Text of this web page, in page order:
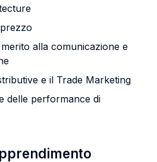
alla comunicazione e
e il Trade Marketing
delle performance di